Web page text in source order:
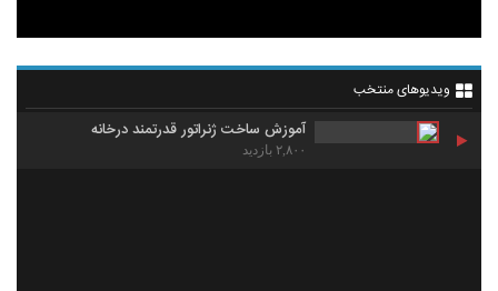
ویدیوهای منتخب
آموزش ساخت ژنراتور قدرتمند درخانه
۲,۸۰۰ بازدید